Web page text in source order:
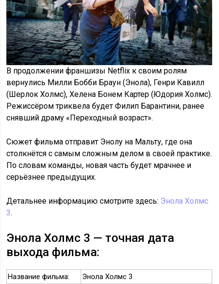
В продолжении франшизы Netflix к своим ролям
вернулись Милли Бобби Браун (Энола), Генри Кавилл
(Шерлок Холмс), Хелена Бонем Картер (Юдория Холмс).
Режиссёром триквела будет Филип Барантини, ранее
снявший драму «Переходный возраст».
Сюжет фильма отправит Энолу на Мальту, где она
столкнётся с самым сложным делом в своей практике.
По словам команды, новая часть будет мрачнее и
серьёзнее предыдущих.
Детальнее информацию смотрите здесь: Энола Холмс
3.
Энола Холмс 3 — точная дата
выхода фильма:
Название фильма:
Энола Холмс 3